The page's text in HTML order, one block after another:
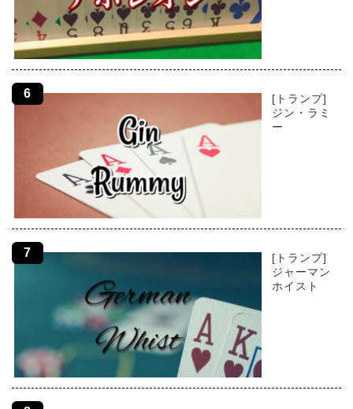
[トランプ]
ジン・ラミ
ー
[トランプ]
ジャーマン
ホイスト